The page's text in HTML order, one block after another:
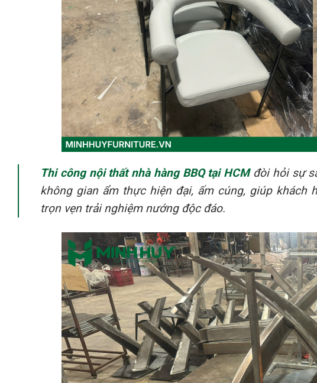
Thi công nội thất nhà hàng BBQ tại HCMđòi hỏi sự
không gian ẩm thực hiện đại, ấm cúng, giúp
trọn vẹn trải nghiệm nướng độc đáo.